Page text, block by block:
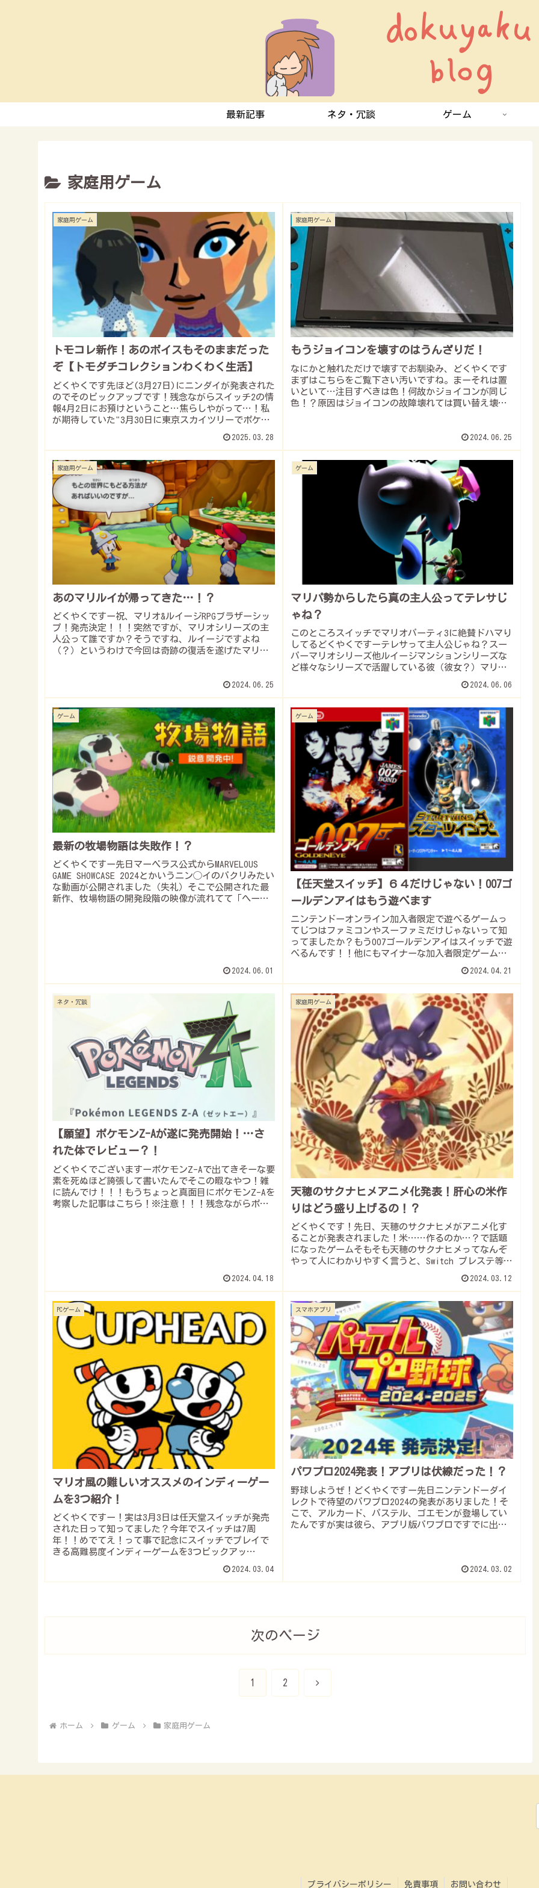
最新記事 ネタ・冗談 ゲーム
家庭用ゲーム
家庭用ゲーム
トモコレ新作！あのボイスもそのままだった
ぞ【トモダチコレクションわくわく生活】
どくやくです先ほど(3月27日)にニンダイが発表された
のでそのピックアップです！残念ながらスイッチ2の情
報4月2日にお預けということ…焦らしやがって…！私
が期待していた"3月30日に東京スカイツリーでポケポ
2025.03.28
家庭用ゲーム
もうジョイコンを壊すのはうんざりだ！
なにかと触れただけで壊すでお馴染み、どくやくです
まずはこちらをご覧下さい汚いですね。まーそれは置
いといて…注目すべきは色！何故かジョイコンが同じ
色！？原因はジョイコンの故障壊れては買い替え壊れ
2024.06.25
家庭用ゲーム
あのマリルイが帰ってきた…！？
どくやくですー祝、マリオ&ルイージRPGブラザーシッ
プ！発売決定！！！突然ですが、マリオシリーズの主
人公って誰ですか？そうですね、ルイージですよね
（？）というわけで今回は奇跡の復活を遂げたマリオ
2024.06.25
ゲーム
マリパ勢からしたら真の主人公ってテレサじ
ゃね？
このところスイッチでマリオパーティ3に絶賛ドハマり
してるどくやくですーテレサって主人公じゃね？スー
パーマリオシリーズ他ルイージマンションシリーズな
ど様々なシリーズで活躍している彼（彼女？）マリオ
パーティシリーズではスターを奪いとってくれるま...
2024.06.06
ゲーム
最新の牧場物語は失敗作！？
どくやくですー先日マーベラス公式からMARVELOUS
GAME SHOWCASE 2024とかいうニン◯イのパクリみたい
な動画が公開されました（失礼）そこで公開された最
新作、牧場物語の開発段階の映像が流れてて「へー今
2024.06.01
ゲーム
【任天堂スイッチ】６４だけじゃない！007ゴ
ールデンアイはもう遊べます
ニンテンドーオンライン加入者限定で遊べるゲームっ
てじつはファミコンやスーファミだけじゃないって知
ってましたか？もう007ゴールデンアイはスイッチで遊
べるんです！！他にもマイナーな加入者限定ゲームが
隠されています！コレ知らないのは勿体無い！！
2024.04.21
ネタ・冗談
【願望】ポケモンZ-Aが遂に発売開始！…さ
れた体でレビュー？！
どくやくでございますーポケモンZ-Aで出てきそーな要
素を死ぬほど誇張して書いたんでそこの暇なやつ！雑
に読んでけ！！！もうちょっと真面目にポケモンZ-Aを
考察した記事はこちら！※注意！！！残念ながらポケ
2024.04.18
家庭用ゲーム
天穂のサクナヒメアニメ化発表！肝心の米作
りはどう盛り上げるの！？
どくやくです！先日、天穂のサクナヒメがアニメ化す
ることが発表されました！米……作るのか…？で話題
になったゲームそもそも天穂のサクナヒメってなんぞ
やって人にわかりやすく言うと、Switch プレステ等で
発売されたアクションRPGゲームですで、...
2024.03.12
PCゲーム
マリオ風の難しいオススメのインディーゲー
ムを3つ紹介！
どくやくですー！実は3月3日は任天堂スイッチが発売
された日って知ってました？今年でスイッチは7周
年！！めでてえ！って事で記念にスイッチでプレイで
きる高難易度インディーゲームを3つピックアッ
2024.03.04
スマホアプリ
パワプロ2024発表！アプリは伏線だった！？
野球しようぜ！どくやくですー先日ニンテンドーダイ
レクトで待望のパワプロ2024の発表がありました！そ
こで、アルカード、パステル、ゴエモンが登場してい
たんですが実は彼ら、アプリ版パワプロですでに出て
2024.03.02
次のページ
1 2 次
ホーム ゲーム 家庭用ゲーム
プライバシーポリシー 免責事項 お問い合わせ